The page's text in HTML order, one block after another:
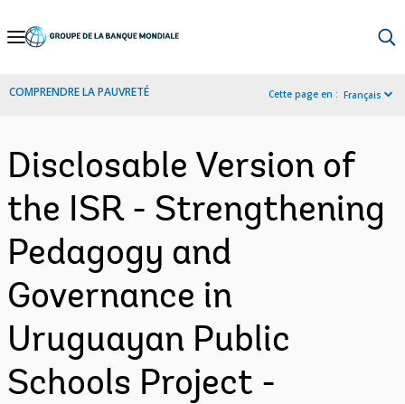
Skip
Navigation
COMPRENDRE LA PAUVRETÉ Cette page en : Français
Disclosable Version of
the ISR - Strengthening
Pedagogy and
Governance in
Uruguayan Public
Schools Project -